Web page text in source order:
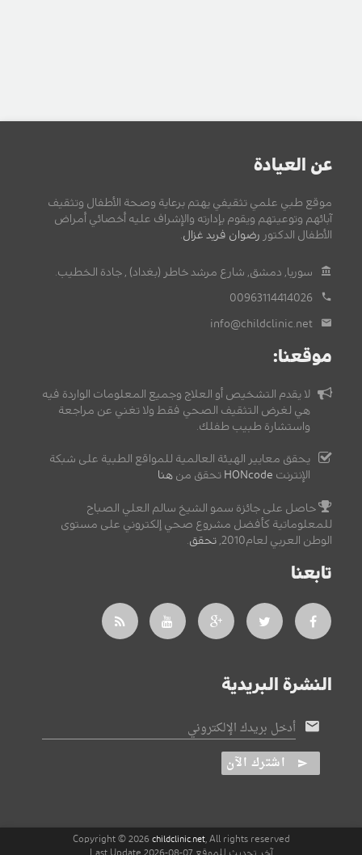
عن العيادة
موقع طبي علمي تثقيفي يهتم برعاية وصحة الأطفال وتثقيف
آبائهم وتوعيتهم ويقوم بإدارته والإشراف عليه أخصائي أمراض
الأطفال الدكتور رضوان فريد غزال
سوريا, دمشق, شارع مرشد خاطر (بغداد) , جادة الخطيب.
00963114414026
info@childclinic.net
موقعنا:
لا يقدم التشخيص أو العلاج وجميع المعلومات الواردة فيه
هي لغرض التثقيف الصحي فقط ولا تغني عن مراجعة
واستشارة طبيب طفلك.
يحقق معايير الهيئة العالمية للمواقع الطبية على شبكة
الإنترنت HONcode تحقق من هنا
حاصل على جائزة سمو الشيخ سالم العلي الصباح
للمعلوماتية كأفضل مشروع صحي إلكتروني على مستوى
الوطن العربي لعام2010,
تحقق
تابعنا
النشرة البريدية
أدخل بريدك الإلكتروني
اشترك الآن
Copyright © 2026 childclinic.net, All rights reserved
آخر تحديث للموقع 07-08-2026 Last Update